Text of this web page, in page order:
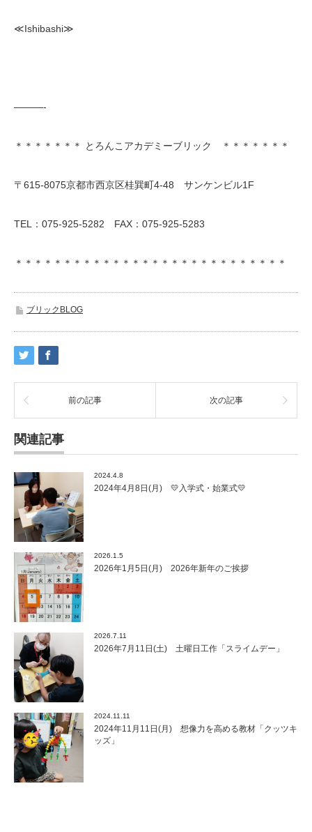
≪Ishibashi≫
———-
＊＊＊＊＊＊＊ とろんこアカデミーブリック ＊＊＊＊＊＊＊
〒615-8075京都市西京区桂巽町4-48 サンケンビル1F
TEL：075-925-5282 FAX：075-925-5283
＊＊＊＊＊＊＊＊＊＊＊＊＊＊＊＊＊＊＊＊＊＊＊＊＊＊＊＊
ブリックBLOG
前の記事 次の記事
関連記事
2024.4.8
2024年4月8日(月) 💛入学式・始業式💛
2026.1.5
2026年1月5日(月) 2026年新年のご挨拶
2026.7.11
2026年7月11日(土) 土曜日工作「スライムデー」
2024.11.11
2024年11月11日(月) 想像力を高める教材「クッツキ
ッズ」